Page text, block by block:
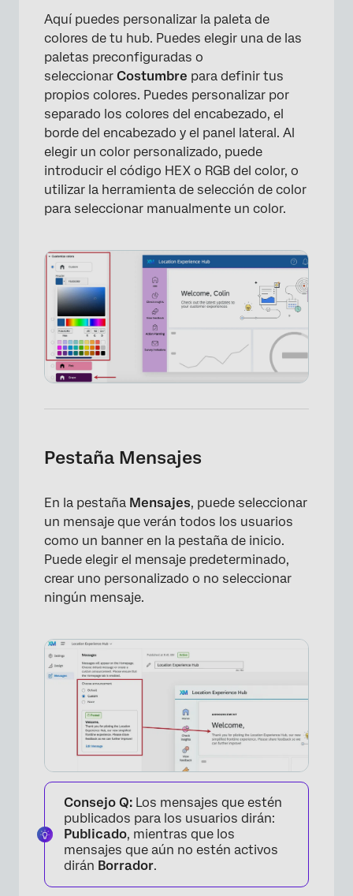
×
Aquí puedes personalizar la paleta de
colores de tu hub. Puedes elegir una de las
paletas preconfiguradas o
seleccionar Costumbre para definir tus
propios colores. Puedes personalizar por
separado los colores del encabezado, el
borde del encabezado y el panel lateral. Al
elegir un color personalizado, puede
introducir el código HEX o RGB del color, o
utilizar la herramienta de selección de color
para seleccionar manualmente un color.
×
Pestaña Mensajes
En la pestaña Mensajes, puede seleccionar
un mensaje que verán todos los usuarios
como un banner en la pestaña de inicio.
Puede elegir el mensaje predeterminado,
crear uno personalizado o no seleccionar
ningún mensaje.
Consejo Q: Los mensajes que estén
publicados para los usuarios dirán:
Publicado, mientras que los
mensajes que aún no estén activos
dirán Borrador.